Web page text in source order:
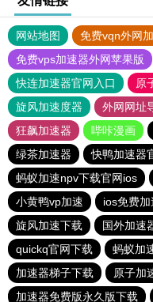
网站地图 免费vqn外网
免费vps加速器外网苹果版
快连加速器官网入口
原
旋风加速度器
外网网址
狂飙加速器
哔咔漫画
绿茶加速器
快鸭加速器
蚂蚁加速npv下载官网ios
小黄鸭vp加速
ios免费
旋风加速下载
国外加速
quickq官网下载
蚂蚁加
加速器梯子下载
原子加
加速器免费版永久版下载